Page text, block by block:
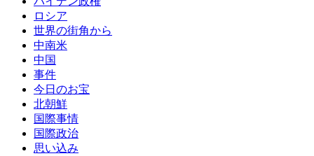
ロシア
世界の街角から
中南米
中国
事件
今日のお宝
北朝鮮
国際事情
国際政治
思い込み